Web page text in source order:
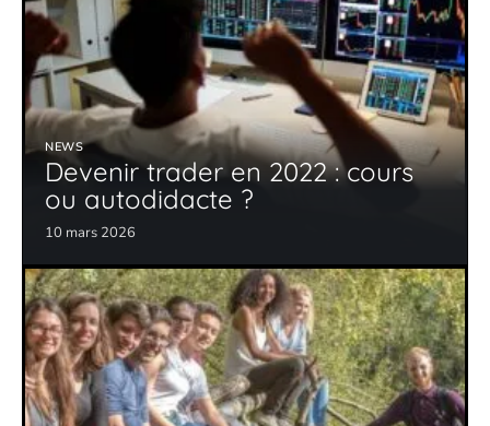
NEWS
Devenir trader en 2022 : cours
ou autodidacte ?
10 mars 2026